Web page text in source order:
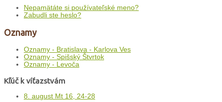
Nepamätáte si používateľské meno?
Zabudli ste heslo?
Oznamy
Oznamy - Bratislava - Karlova Ves
Oznamy - Spišský Štvrtok
Oznamy - Levoča
Kľúč k víťazstvám
8. august Mt 16, 24-28